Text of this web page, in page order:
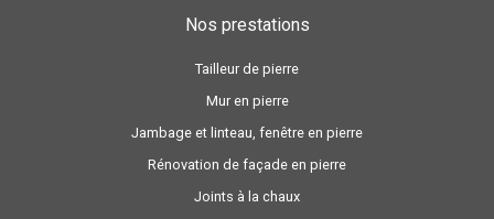
Nos prestations
Tailleur de pierre
Mur en pierre
Jambage et linteau, fenêtre en pierre
Rénovation de façade en pierre
Joints à la chaux